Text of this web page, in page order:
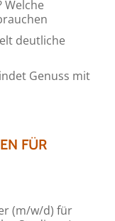
Welche
deutliche
Genuss mit
FÜR
(m/w/d) für